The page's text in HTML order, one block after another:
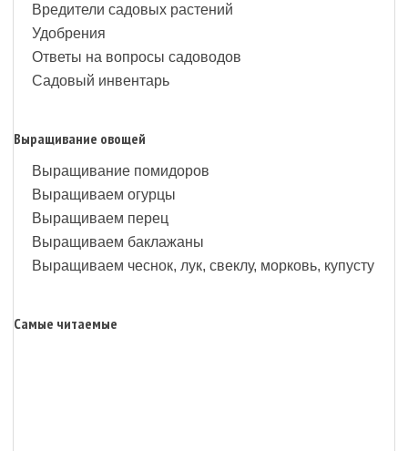
Вредители садовых растений
Удобрения
Ответы на вопросы садоводов
Садовый инвентарь
Выращивание овощей
Выращивание помидоров
Выращиваем огурцы
Выращиваем перец
Выращиваем баклажаны
Выращиваем чеснок, лук, свеклу, морковь, купусту
Самые читаемые